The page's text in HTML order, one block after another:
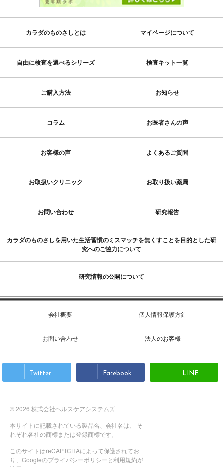
カラダのものさしとは マイページについて
自由に検査を選べるシリーズ 検査キット一覧
ご購入方法 お知らせ
コラム お医者さんの声
お客様の声 よくあるご質問
お取扱いクリニック お取り扱い薬局
お問い合わせ 研究報告
カラダのものさしを用いた生活習慣のミスマッチを無くすことを目的とした研
究へのご協力について
研究情報の公開について
会社概要 個人情報保護方針
お問い合わせ 法人のお客様
Twitter Facebook LINE
© 2026 株式会社ヘルスケアシステムズ
本サイトに記載されている製品名、会社名は、 そ
れぞれ各社の商標または登録商標です。
このサイトはreCAPTCHAによって保護されてお
り、Googleのプライバシーポリシーと利用規約が